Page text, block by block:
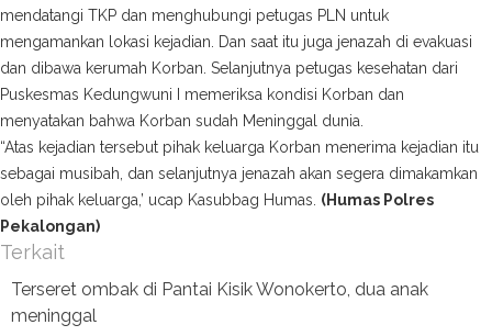
mendatangi TKP dan menghubungi petugas PLN untuk
mengamankan lokasi kejadian. Dan saat itu juga jenazah di evakuasi
dan dibawa kerumah Korban. Selanjutnya petugas kesehatan dari
Puskesmas Kedungwuni I memeriksa kondisi Korban dan
menyatakan bahwa Korban sudah Meninggal dunia.
“Atas kejadian tersebut pihak keluarga Korban menerima kejadian itu
sebagai musibah, dan selanjutnya jenazah akan segera dimakamkan
oleh pihak keluarga,’ ucap Kasubbag Humas. (Humas Polres
Pekalongan)
Terkait
Terseret ombak di Pantai Kisik Wonokerto, dua anak
meninggal